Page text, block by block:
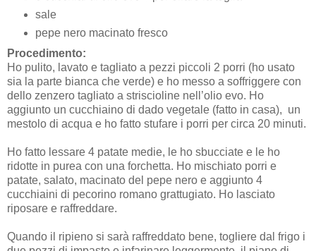
sale
pepe nero macinato fresco
Procedimento:
Ho pulito, lavato e tagliato a pezzi piccoli 2 porri (ho usato
sia la parte bianca che verde) e ho messo a soffriggere con
dello zenzero tagliato a striscioline nell’olio evo. Ho
aggiunto un cucchiaino di dado vegetale (fatto in casa), un
mestolo di acqua e ho fatto stufare i porri per circa 20 minuti.
Ho fatto lessare 4 patate medie, le ho sbucciate e le ho
ridotte in purea con una forchetta. Ho mischiato porri e
patate, salato, macinato del pepe nero e aggiunto 4
cucchiaini di pecorino romano grattugiato. Ho lasciato
riposare e raffreddare.
Quando il ripieno si sarà raffreddato bene, togliere dal frigo i